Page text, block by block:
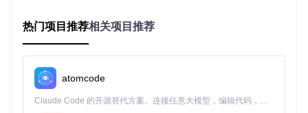
为60-70之间，既能保证匹配准确性，又不会错过潜在的优质
格式转换引擎：打通多场景应用壁垒
热门项目推荐相关项目推荐
atomcode
Claude Code 的开源替代方案。连接任意大模型，编辑代码，运行命令，自动验证 — 全自动执行。用 Rust 构建，极致性能。 ｜ An open-source alternative to Claude Code. Connect any LLM, edit code, run commands, and verify changes — autonomously. Built in Rust for speed. Get Started